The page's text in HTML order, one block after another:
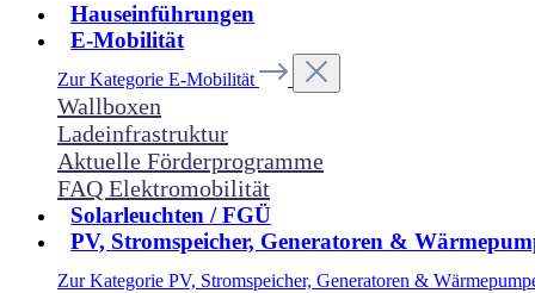
Hauseinführungen
E-Mobilität
Zur Kategorie E-Mobilität
Wallboxen
Ladeinfrastruktur
Aktuelle Förderprogramme
FAQ Elektromobilität
Solarleuchten / FGÜ
PV, Stromspeicher, Generatoren &
Zur Kategorie PV, Stromspeicher, Generatoren &